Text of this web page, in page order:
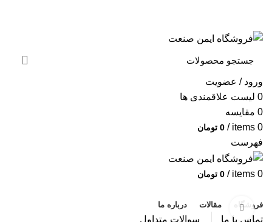
ورود / عضویت
0 لیست علاقمندی ها
0 مقایسه
0
items
/
0 تومان
فهرست
0
items
/
0 تومان
فروشگاه مقالات درباره ما
تماس با ما سوالات متداول
بزرگنمایی تصویر